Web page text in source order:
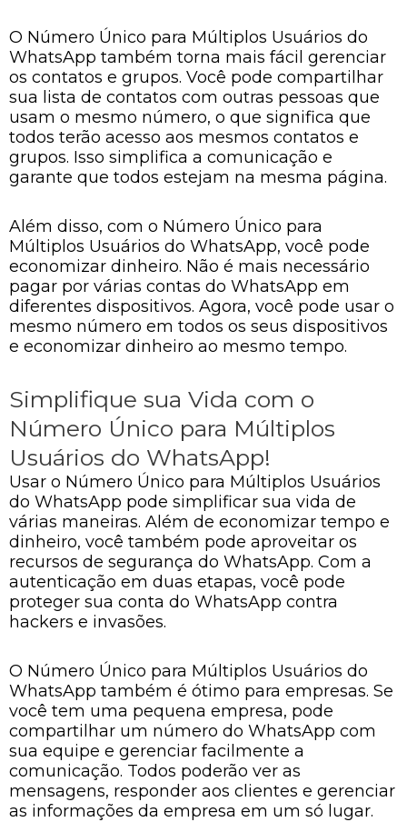
O Número Único para Múltiplos Usuários do
WhatsApp também torna mais fácil gerenciar
os contatos e grupos. Você pode compartilhar
sua lista de contatos com outras pessoas que
usam o mesmo número, o que significa que
todos terão acesso aos mesmos contatos e
grupos. Isso simplifica a comunicação e
garante que todos estejam na mesma página.
Além disso, com o Número Único para
Múltiplos Usuários do WhatsApp, você pode
economizar dinheiro. Não é mais necessário
pagar por várias contas do WhatsApp em
diferentes dispositivos. Agora, você pode usar o
mesmo número em todos os seus dispositivos
e economizar dinheiro ao mesmo tempo.
Simplifique sua Vida com o
Número Único para Múltiplos
Usuários do WhatsApp!
Usar o Número Único para Múltiplos Usuários
do WhatsApp pode simplificar sua vida de
várias maneiras. Além de economizar tempo e
dinheiro, você também pode aproveitar os
recursos de segurança do WhatsApp. Com a
autenticação em duas etapas, você pode
proteger sua conta do WhatsApp contra
hackers e invasões.
O Número Único para Múltiplos Usuários do
WhatsApp também é ótimo para empresas. Se
você tem uma pequena empresa, pode
compartilhar um número do WhatsApp com
sua equipe e gerenciar facilmente a
comunicação. Todos poderão ver as
mensagens, responder aos clientes e gerenciar
as informações da empresa em um só lugar.